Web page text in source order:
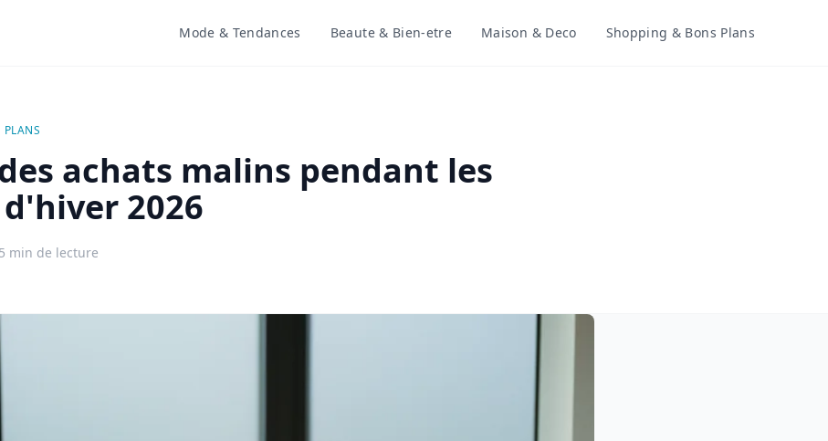
Mode & Tendances Beaute & Bien-etre Maison & Deco Shopping & Bons Plans
achats malins pendant les
2026
5 min de lecture